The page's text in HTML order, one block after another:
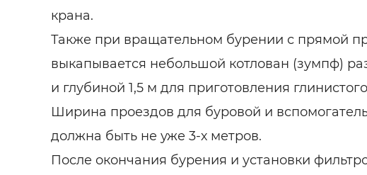
крана.
Также при вращательном бурении с прямой
выкапывается небольшой котлован (зумпф)
и глубиной 1,5 м для приготовления
Ширина проездов для буровой и
должна быть не уже 3-х метров.
После окончания бурения и установки